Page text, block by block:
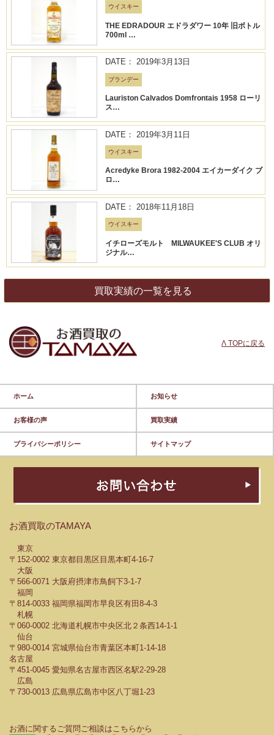
ウイスキー
THE EDRADOUR エドラダワー 10年 旧ボトル
700ml …
DATE： 2019年3月13日
ブランデー
Lauriston Calvados Domfrontais 1958 ローリ
ス…
DATE： 2019年3月11日
ウイスキー
Acredyke Brora 1982-2004 エイカーダイク ブ
ロ…
DATE： 2018年11月18日
ウイスキー
イチローズモルト MILWAUKEE'S CLUB オリ
ジナル…
買取実績の一覧を見る
Λ TOPに戻る
ホーム お知らせ
お客様の声 買取実績
プライバシーポリシー サイトマップ
お酒買取のTAMAYA
東京
〒152-0002 東京都目黒区目黒本町4-16-7
大阪
〒566-0071 大阪府摂津市鳥飼下3-1-7
福岡
〒814-0033 福岡県福岡市早良区有田8-4-3
札幌
〒060-0002 北海道札幌市中央区北２条西14-1-1
仙台
〒980-0014 宮城県仙台市青葉区本町1-14-18
名古屋
〒451-0045 愛知県名古屋市西区名駅2-29-28
広島
〒730-0013 広島県広島市中区八丁堀1-23
お酒に関するご質問ご相談はこちらから